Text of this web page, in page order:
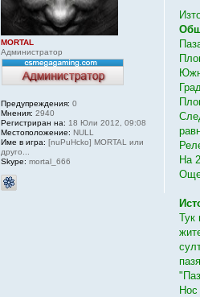
На
Още
Тук
Нос
MORTAL
Администратор
Предупреждения: 0
Мнения: 2940
Регистриран на: 18 Юли 2012, 09:08
Местоположение: NULL
Име в игра: [nuPuHcko] MORTAL или
друго...
Skype: mortal_666